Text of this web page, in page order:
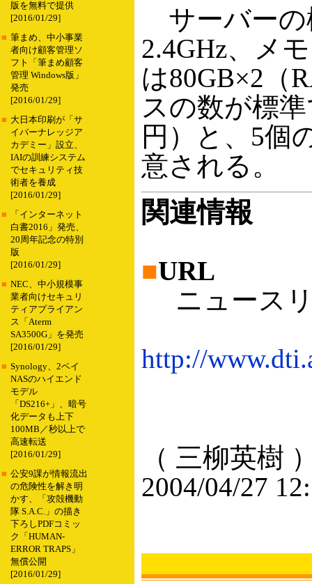
版を無料で提供
[2016/01/29]
■ 筆まめ、中小事業
者向け顧客管理ソ
フト「筆まめ顧客
管理 Windows版」
発売
[2016/01/29]
■ 大日本印刷が「サ
イバーナレッジア
カデミー」設立、
IAIの訓練システム
でセキュリティ技
術者を養成
[2016/01/29]
■
「インターネット
白書2016」発売、
20周年記念の特別
版
[2016/01/29]
■ NEC、中小規模事
業者向けセキュリ
ティアプライアン
ス「Aterm
SA3500G」を発売
[2016/01/29]
■ Synology、2ベイ
NASのハイエンド
モデル
「DS216+」、暗号
化データも上下
100MB／秒以上で
高速転送
[2016/01/29]
■ 公安9課が情報流出
の危険性を解き明
かす、「攻殻機動
隊 S.A.C.」の描き
下ろしPDFコミッ
ク「HUMAN-
ERROR TRAPS」
無償公開
[2016/01/29]
サーバーの
2.4GHz、メ
は80GB×2（
スの数が標
円）と、5個
意される。
関連情報
■URL
ニュース
http://
（ 三柳英樹
2004/04/27